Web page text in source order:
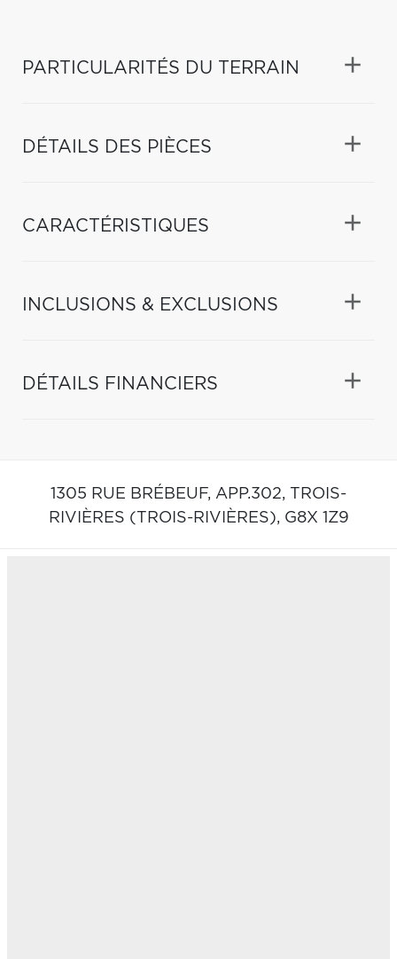
PARTICULARITÉS DU TERRAIN
DÉTAILS DES PIÈCES
CARACTÉRISTIQUES
INCLUSIONS & EXCLUSIONS
DÉTAILS FINANCIERS
1305 RUE BRÉBEUF, APP.302, TROIS-
RIVIÈRES (TROIS-RIVIÈRES), G8X 1Z9